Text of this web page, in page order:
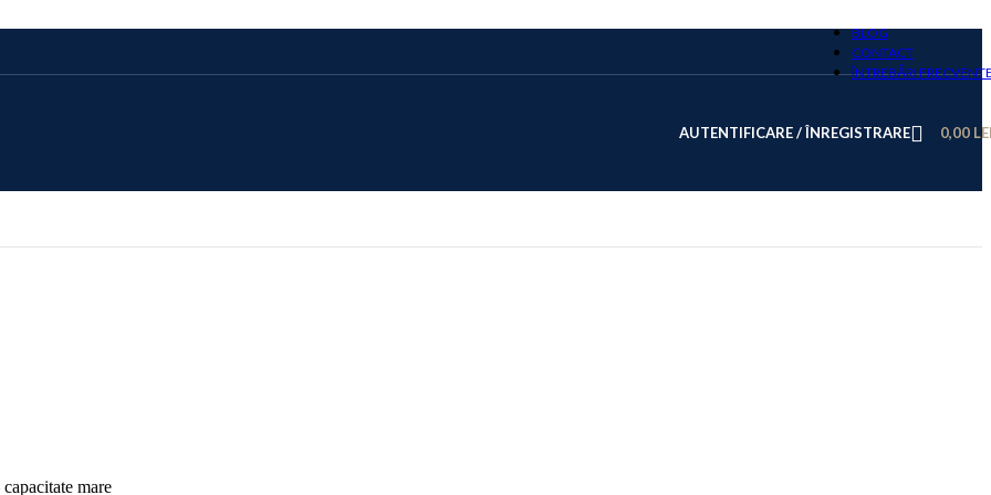
BLOG
CONTACT
ÎNTREBĂRI
AUTENTIFICARE / ÎNREGISTRARE 0,00
500 LEI
1000 LEI
mare